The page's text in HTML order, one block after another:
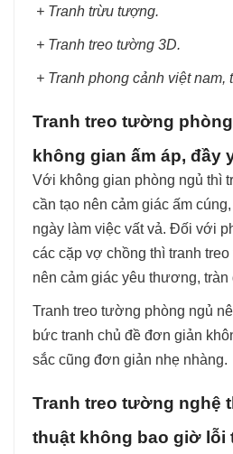
+ Tranh trừu tượng.
+ Tranh treo tường 3D.
+ Tranh phong cảnh việt
Tranh treo tường
không gian ấm áp, đầy
Với không gian phòng ngủ thì
cần tạo nên cảm giác ấm
ngày làm việc vất vả. Đối với
các cặp vợ chồng thì tranh
nên cảm giác yêu thương, tràn
Tranh treo tường phòng ngủ
bức tranh chủ đề đơn giản
sắc cũng đơn giản nhẹ nhàng.
Tranh treo tường nghệ
thuật không bao giờ lỗi